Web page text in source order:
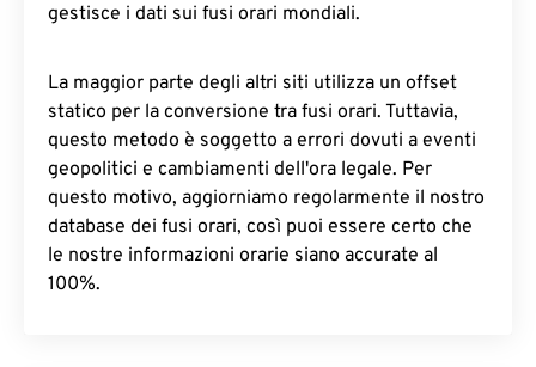
gestisce i dati sui fusi orari mondiali.
La maggior parte degli altri siti utilizza un offset
statico per la conversione tra fusi orari. Tuttavia,
questo metodo è soggetto a errori dovuti a eventi
geopolitici e cambiamenti dell'ora legale. Per
questo motivo, aggiorniamo regolarmente il nostro
database dei fusi orari, così puoi essere certo che
le nostre informazioni orarie siano accurate al
100%.